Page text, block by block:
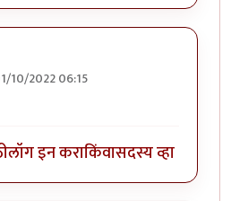
10/2022 06:15
लॉग इन कराकिंवासदस्य व्हा